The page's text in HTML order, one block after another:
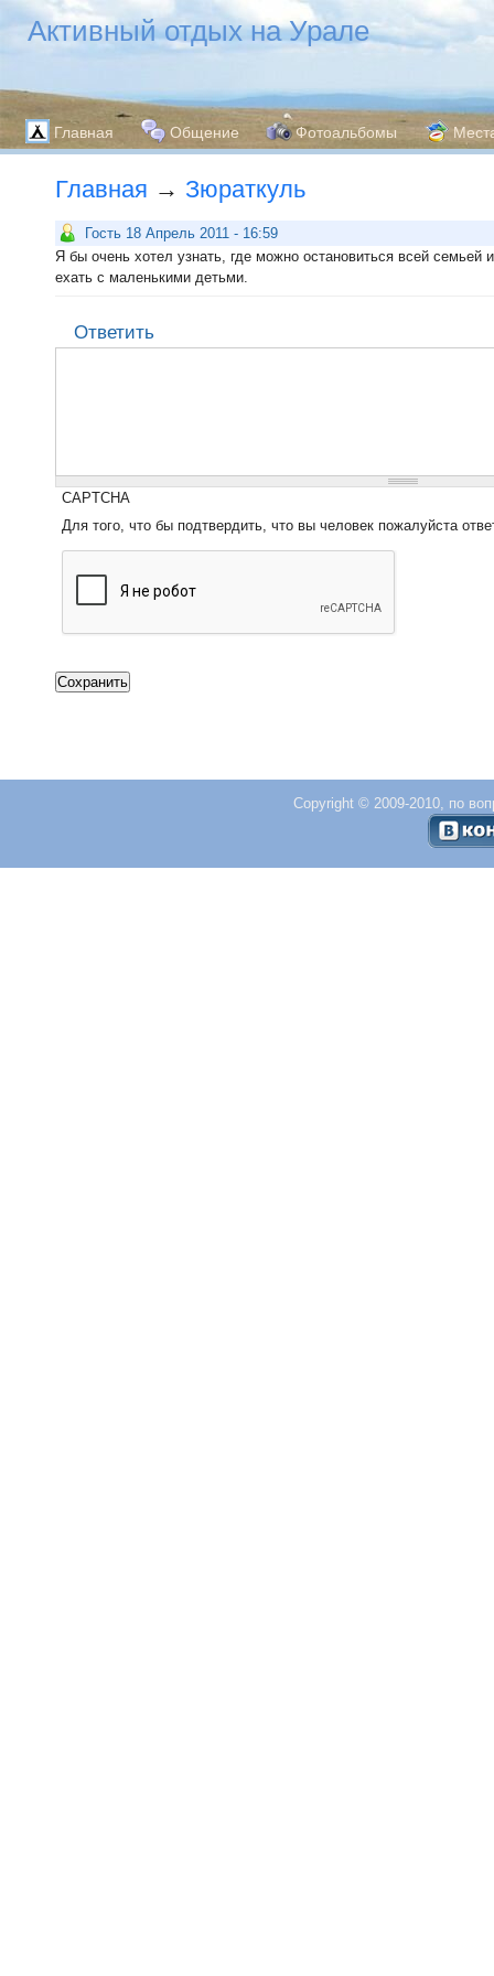
Активный отдых на Урале
Главная Общение Фотоальбомы
Главная → Зюраткуль
Гость 18 Апрель 2011 - 16:59
Я бы очень хотел узнать, где можно остановиться всей
ехать с маленькими детьми.
Ответить
CAPTCHA
Для того, что бы подтвердить, что вы человек пожалуйста
Copyright © 2009-2010, по